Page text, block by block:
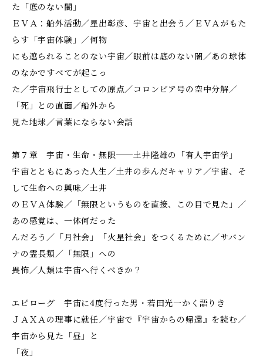
た「底のない闇」
ＥＶＡ：船外活動／星出彰彦、宇宙と出会う／ＥＶＡがもた
らす「宇宙体験」／何物
にも遮られることのない宇宙／眼前は底のない闇／あの球体
のなかですべてが起こっ
た／宇宙飛行士としての原点／コロンビア号の空中分解／
「死」との直面／船外から
見た地球／言葉にならない会話
第７章 宇宙・生命・無限──土井隆雄の「有人宇宙学」
宇宙とともにあった人生／土井の歩んだキャリア／宇宙、そ
して生命への興味／土井
のＥＶＡ体験／「無限というものを直接、この目で見た」／
あの感覚は、一体何だった
んだろう／「月社会」「火星社会」をつくるために／サバン
ナの霊長類／「無限」への
畏怖／人類は宇宙へ行くべきか？
エピローグ 宇宙に4度行った男・若田光一かく語りき
ＪＡＸＡの理事に就任／宇宙で『宇宙からの帰還』を読む／
宇宙から見た「昼」と
「夜」